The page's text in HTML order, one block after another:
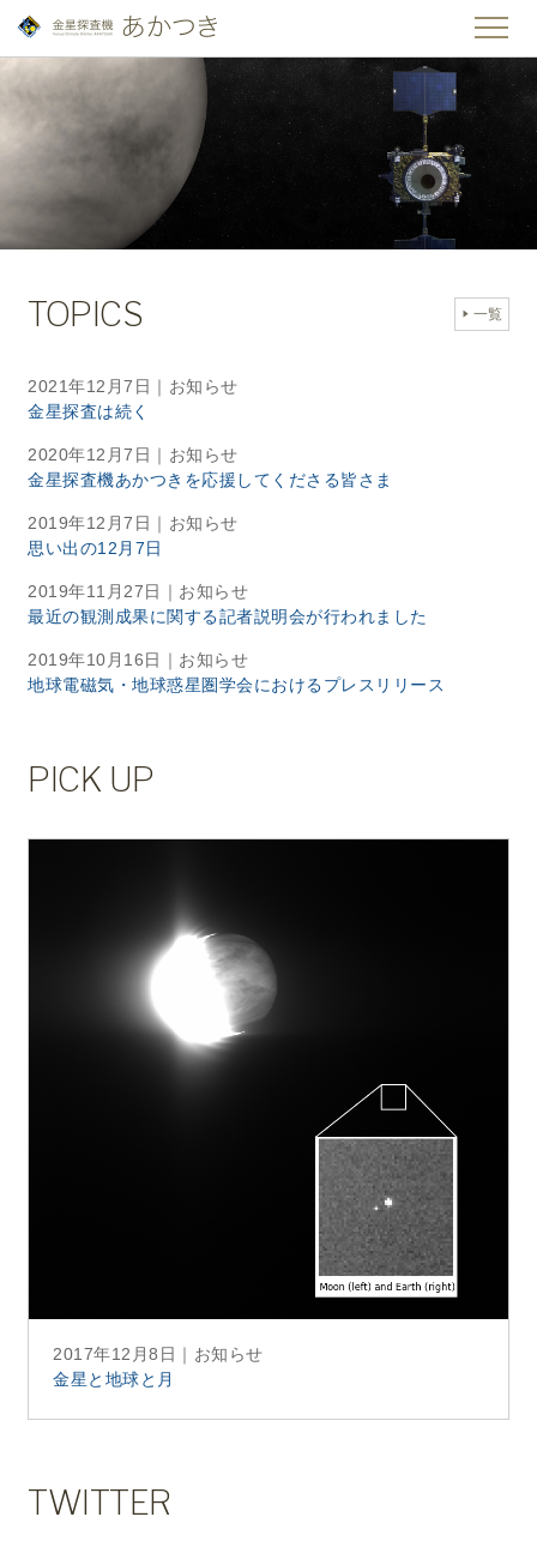
TOPICS 一覧
2021年12月7日 ｜お知らせ
金星探査は続く
2020年12月7日 ｜お知らせ
金星探査機あかつきを応援してくださる皆さま
2019年12月7日 ｜お知らせ
思い出の12月7日
2019年11月27日 ｜お知らせ
最近の観測成果に関する記者説明会が行われました
2019年10月16日 ｜お知らせ
地球電磁気・地球惑星圏学会におけるプレスリリース
PICK UP
2017年12月8日 ｜お知らせ
金星と地球と月
TWITTER